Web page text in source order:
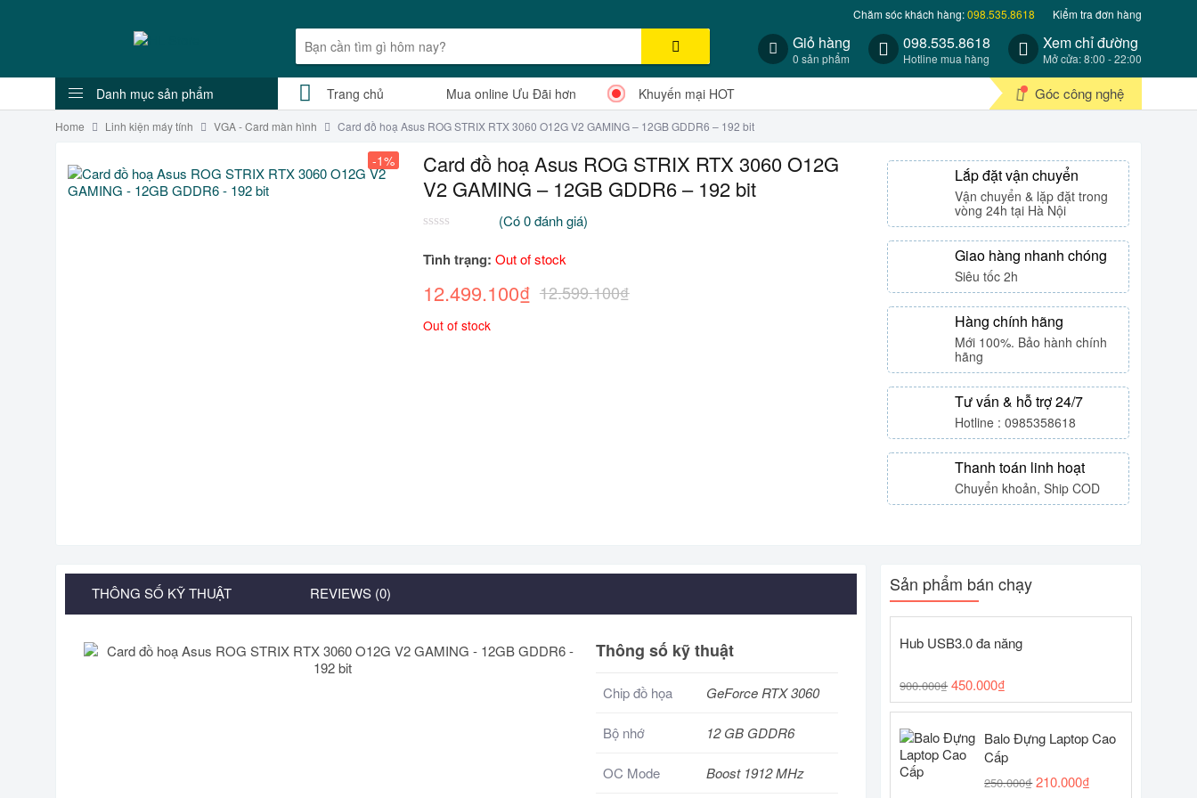
Chăm sóc khách hàng:098.535.8618 Kiểm tra đơn hàng
Giỏ hàng
0 sản phẩm
098.535.8618
Hotline mua hàng
Xem chỉ đường
Mở cửa: 8:00 - 22:00
Danh mục sản phẩm Trang chủ Mua online Ưu Đãi hơn Khuyến mại HOT Góc công nghệ
Home Linh kiện máy tính VGA - Card màn hình Card đồ hoạ Asus ROG STRIX RTX 3060 O12G V2 GAMING – 12GB GDDR6 – 192 bit
-1%
Card đồ hoạ Asus ROG STRIX RTX 3060 O12G
V2 GAMING – 12GB GDDR6 – 192 bit
trên
5
trên
giá
(Có0đánh giá)
Tình trạng: Out of stock
12.599.100₫
12.499.100₫
Out of stock
Lắp đặt vận chuyển
Vận chuyển & lặp đặt trong
vòng 24h tại Hà Nội
Giao hàng nhanh chóng
Siêu tốc 2h
Hàng chính hãng
Mới 100%. Bảo hành chính
hãng
Tư vấn & hỗ trợ 24/7
Hotline : 0985358618
Thanh toán linh hoạt
Chuyển khoản, Ship COD
THÔNG SỐ KỸ THUẬT REVIEWS (0)
Thông số kỹ thuật
Chip đồ họa GeForce RTX 3060
Bộ nhớ 12 GB GDDR6
OC Mode Boost 1912 MHz
Sản phẩm bán chạy
Hub USB3.0 đa năng
900.000₫ 450.000₫
Balo Đựng Laptop Cao
Cấp
250.000₫ 210.000₫